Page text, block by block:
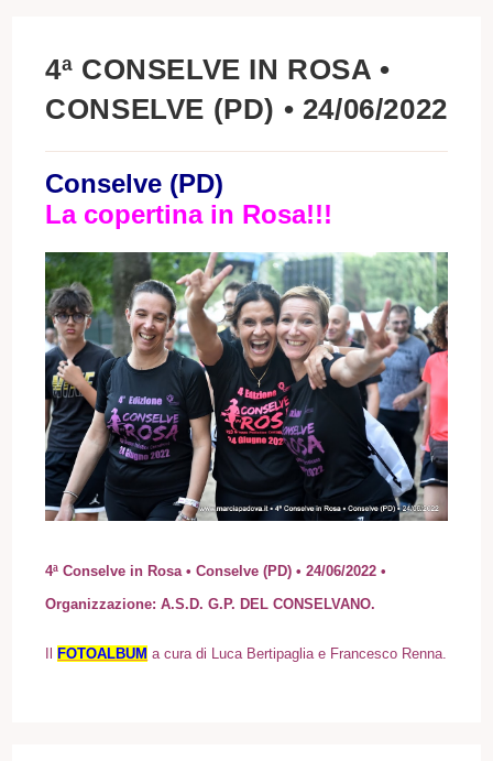
4ª CONSELVE IN ROSA •
CONSELVE (PD) • 24/06/2022
Conselve (PD)
La copertina in Rosa!!!
4ª Conselve in Rosa • Conselve (PD) • 24/06/2022 •
Organizzazione:A.S.D. G.P. DEL CONSELVANO.
FOTOALBUM a cura di Luca Bertipaglia e Francesco Renna.